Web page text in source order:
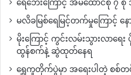
ရေဘေးကြောင့် အိမ်ထောင်စု ၇ စု
မလိခမြစ်ရေမြင့်တက်မှုကြောင့် န
မိုးကြောင့် ကွင်းလမ်းသွားလာရ
ထွန်စက်နဲ့ ဆွဲထုတ်နေရ
ရွှေကူတိုက်ပွဲမှာ အရေးပါတဲ့ စစ်